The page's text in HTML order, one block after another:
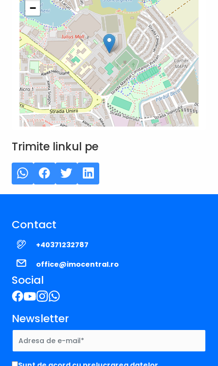
−
Trimite linkul pe
Contact
+40371232787
office@imocentral.ro
Social
Newsletter